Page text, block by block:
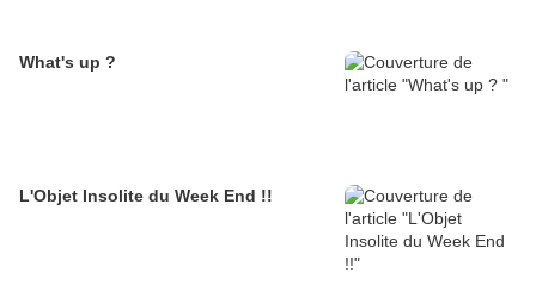
What's up ?
L'Objet Insolite du Week End !!